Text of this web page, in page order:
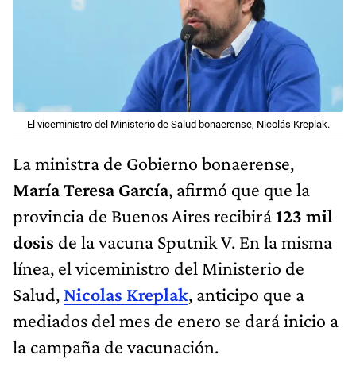
El viceministro del Ministerio de Salud bonaerense, Nicolás Kreplak.
La ministra de Gobierno bonaerense,
María Teresa García, afirmó que que la
provincia de Buenos Aires recibirá123 mil
dosis de la vacuna Sputnik V. En la misma
línea, el viceministro del Ministerio de
Salud, Nicolas Kreplak, anticipo que a
mediados del mes de enero se dará inicio a
la campaña de vacunación.